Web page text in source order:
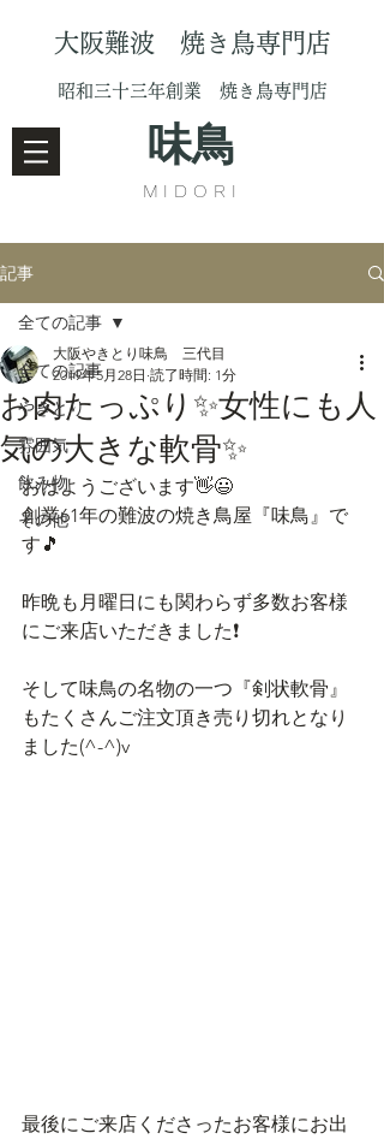
大阪難波 焼き鳥専門店
昭和三十三年創業 焼き鳥専門店
味鳥
MIDORI
記事
全ての記事
やきとり
雰囲気
飲み物
その他
全ての記事
お肉たっぷり✨女性にも人
気の大きな軟骨✨
大阪やきとり味鳥 三代目
2019年5月28日 読了時間: 1分
おはようございます👋😃
創業61年の難波の焼き鳥屋『味鳥』で
す🎵
昨晩も月曜日にも関わらず多数お客様
にご来店いただきました❗
そして味鳥の名物の一つ『剣状軟骨』
もたくさんご注文頂き売り切れとなり
ました(^-^)v
最後にご来店くださったお客様にお出